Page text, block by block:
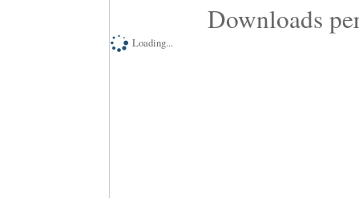
Downloads
Loading...